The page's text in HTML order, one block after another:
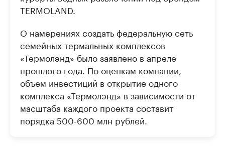
TERMOLAND.
О намерениях создать федеральную сеть
семейных термальных комплексов
«Термолэнд» было заявлено в апреле
прошлого года. По оценкам компании,
объем инвестиций в открытие одного
комплекса «Термолэнд» в зависимости от
масштаба каждого проекта составит
порядка 500-600 млн рублей.